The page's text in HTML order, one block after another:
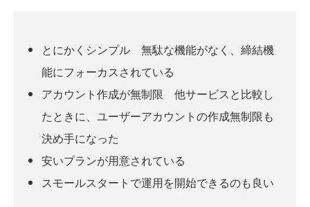
とにかくシンプル 無駄な機能がなく、締結機
能にフォーカスされている
アカウント作成が無制限 他サービスと比較し
たときに、ユーザーアカウントの作成無制限も
決め手になった
安いプランが用意されている
スモールスタートで運用を開始できるのも良い